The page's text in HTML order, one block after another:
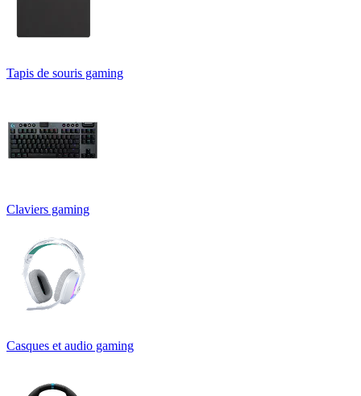
Tapis de souris gaming
Claviers gaming
Casques et audio gaming